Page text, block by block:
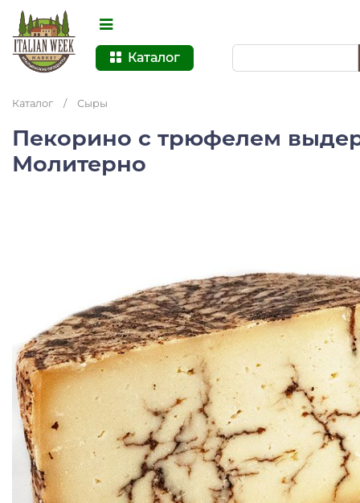
Каталог
Каталог / Сыры
Пекорино с трюфелем
Молитерно